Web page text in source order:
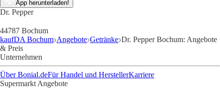
App herunterladen!
Dr. Pepper
44787 Bochum
kaufDA Bochum Angebote Getränke Dr. Pepper Bochum: Angebote
& Preis
Unternehmen
Über Bonial.deFür Handel und HerstellerKarriere
Supermarkt Angebote